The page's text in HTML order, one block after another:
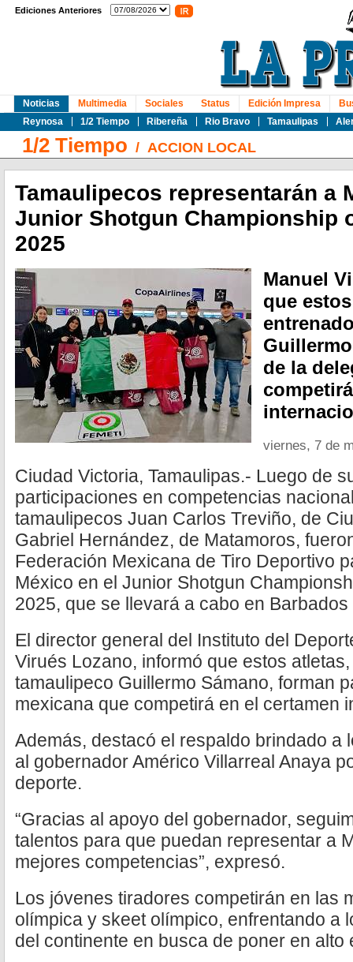
Ediciones Anteriores
Noticias
Reynosa
1/2 Tiempo Ribereña Rio Bravo Tamaulipas
Multimedia Sociales Status Edición Impresa
1/2 Tiempo / ACCION LOCAL
Tamaulipecos representarán a
Junior Shotgun Championship
2025
Manuel
que
de la
viernes, 7 de
Ciudad Victoria, Tamaulipas.- Luego de
participaciones en competencias
tamaulipecos Juan Carlos Treviño, de
Gabriel Hernández, de Matamoros,
Federación Mexicana de Tiro Deportivo
México en el Junior Shotgun
2025, que se llevará a cabo en
El director general del Instituto del
Virués Lozano, informó que estos
tamaulipeco Guillermo Sámano, forman
mexicana que competirá en el certamen
Además, destacó el respaldo brindado a
al gobernador Américo Villarreal Anaya
deporte.
“Gracias al apoyo del gobernador,
talentos para que puedan representar a
mejores competencias”, expresó.
Los jóvenes tiradores competirán en las
olímpica y skeet olímpico, enfrentando a
del continente en busca de poner en alto